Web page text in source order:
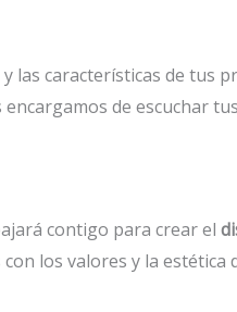
las características de tus
de escuchar
contigo para crear el
los valores y la